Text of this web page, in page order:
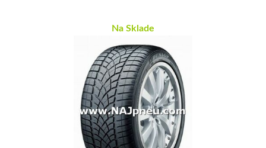
Na Sklade